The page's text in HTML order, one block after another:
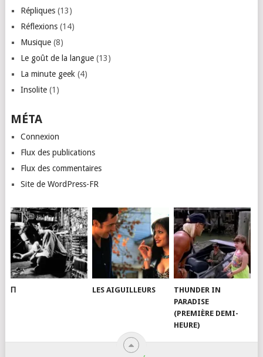
Répliques(13)
Réflexions(14)
Musique(8)
Le goût de la langue(13)
La minute geek (4)
Insolite(1)
MÉTA
Connexion
Flux des publications
Flux des commentaires
Site de WordPress-FR
Π LES AIGUILLEURS
THUNDER IN
PARADISE
(PREMIÈRE DEMI-
HEURE)